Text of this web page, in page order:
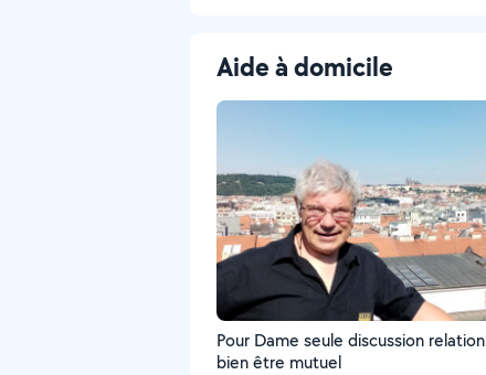
Aide à domicile
Pour Dame seule discussion relation amicale
bien être mutuel